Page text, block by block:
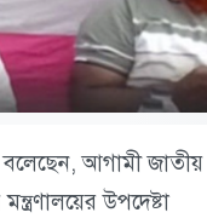
আগামী জাতীয়
উপদেষ্টা